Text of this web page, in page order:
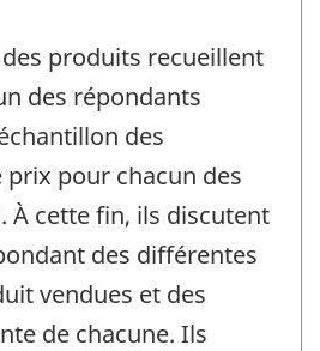
produits recueillent
des répondants
des
pour chacun des
À cette fin, ils discutent
des différentes
vendues et des
de chacune. Ils